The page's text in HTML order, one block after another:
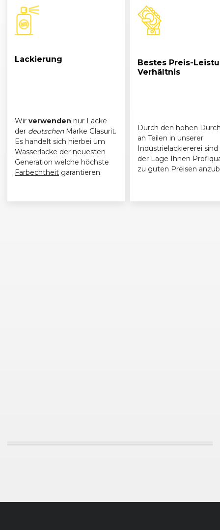
Lackierung
Wir verwenden nur Lacke
der deutschenMarke Glasurit.
Es handelt sich hierbei um
Wasserlacke der neuesten
Generation welche höchste
Farbechtheit garantieren.
Bestes Preis-
Verhältnis
Durch den hohen
an Teilen in unserer
Industrielackiererei sind
der Lage Ihnen
zu guten Preisen